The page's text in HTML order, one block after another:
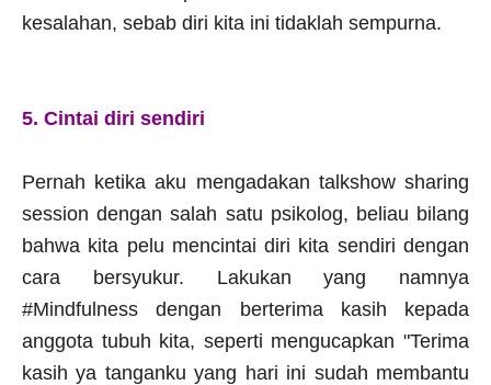
kesalahan, sebab diri kita ini tidaklah sempurna.
5. Cintai diri sendiri
Pernah ketika aku mengadakan talkshow sharing
session dengan salah satu psikolog, beliau bilang
bahwa kita pelu mencintai diri kita sendiri dengan
cara bersyukur. Lakukan yang namnya
#Mindfulness dengan berterima kasih kepada
anggota tubuh kita, seperti mengucapkan "Terima
kasih ya tanganku yang hari ini sudah membantu